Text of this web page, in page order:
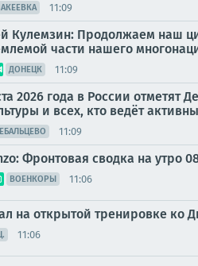
11:09
Кулемзин: Продолжаем наш
части нашего
ДОНЕЦК 11:09
2026 года в России
и всех, кто ведёт
11:09
Фронтовая сводка на утро
ВОЕНКОРЫ 11:06
на открытой тренировке ко
11:06